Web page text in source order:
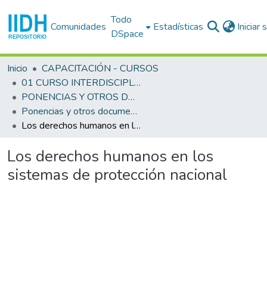
Comunidades
Todo
DSpace
Estadísticas Iniciar
Inicio
CAPACITACIÓN - CURSOS
01 CURSO INTERDISCIPLINARIO EN DERECHOS HUMANOS (1o. : 1983 sep. 12 - oct. 1 : San José)
PONENCIAS Y OTROS DOCUMENTOS
Ponencias y otros documentos
Los derechos humanos en los sistemas de protección nacional
Los derechos humanos en los
sistemas de protección nacional